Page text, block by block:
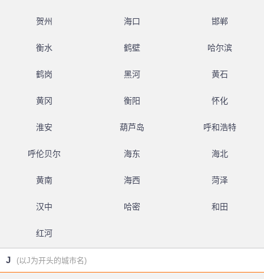
贺州 海口 邯郸
衡水 鹤壁 哈尔滨
鹤岗 黑河 黄石
黄冈 衡阳 怀化
淮安 葫芦岛 呼和浩特
呼伦贝尔 海东 海北
黄南 海西 菏泽
汉中 哈密 和田
红河
J (以J为开头的城市名)